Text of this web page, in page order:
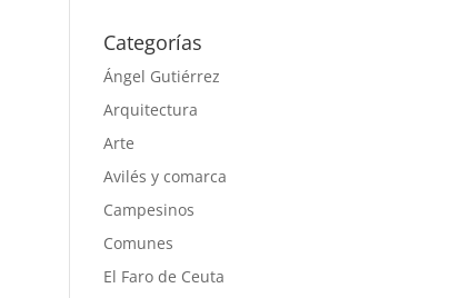
Categorías
Ángel Gutiérrez
Arquitectura
Arte
Avilés y comarca
Campesinos
Comunes
El Faro de Ceuta